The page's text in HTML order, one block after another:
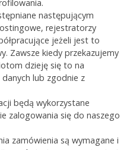
następującym
rejestratorzy
jeżeli jest to
Zawsze kiedy przekazujemy
dzieję się to na
lub zgodnie z
będą wykorzystane
zalogowania się do naszego
zamówienia są wymagane i